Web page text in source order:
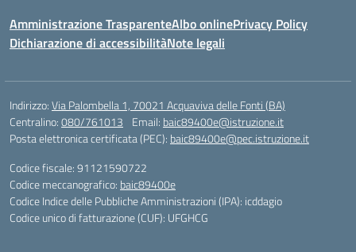
Amministrazione TrasparenteAlbo onlinePrivacy Policy
Dichiarazione di accessibilitàNote legali
Indirizzo:Via Palombella 1, 70021 Acquaviva delle Fonti (BA)
Centralino:080/761013 Email: baic89400e@istruzione.it
Posta elettronica certificata (PEC): baic89400e@pec.istruzione.it
Codice fiscale: 91121590722
Codice meccanografico: baic89400e
Codice Indice delle Pubbliche Amministrazioni (IPA): icddagio
Codice unico di fatturazione (CUF): UFGHCG